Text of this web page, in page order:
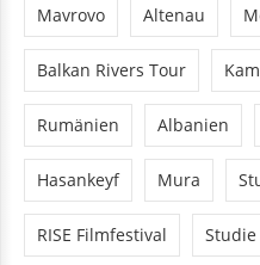
Mavrovo Altenau
Balkan Rivers Tour
Rumänien Albanien
Hasankeyf Mura
RISE Filmfestival Studie